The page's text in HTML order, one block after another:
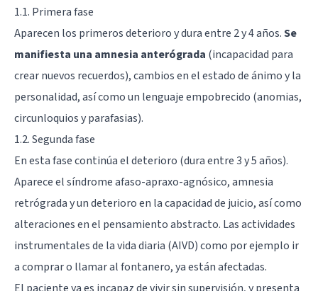
1.1. Primera fase
Aparecen los primeros deterioro y dura entre 2 y 4 años.Se
manifiesta una amnesia anterógrada (incapacidad para
crear nuevos recuerdos), cambios en el estado de ánimo y la
personalidad, así como un lenguaje empobrecido (anomias,
circunloquios y parafasias).
1.2. Segunda fase
En esta fase continúa el deterioro (dura entre 3 y 5 años).
Aparece el síndrome afaso-apraxo-agnósico, amnesia
retrógrada y un deterioro en la capacidad de juicio, así como
alteraciones en el pensamiento abstracto. Las actividades
instrumentales de la vida diaria (AIVD) como por ejemplo ir
a comprar o llamar al fontanero, ya están afectadas.